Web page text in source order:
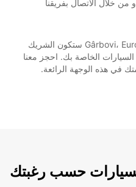
من خلال الاتصال بفريقنا
بغض النظر عن سبب زيارتك لـGârbovi، Europcar ستكون الشريك
الخاصة بك. احجز معنا
في هذه الوجهة الرائعة.
حسب رغبتك